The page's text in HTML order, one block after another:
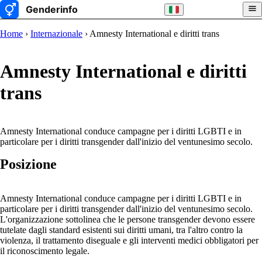
Home › Internazionale › Amnesty International e diritti trans
Amnesty International e diritti
trans
Amnesty International conduce campagne per i diritti LGBTI e in
particolare per i diritti transgender dall'inizio del ventunesimo secolo.
Posizione
Amnesty International conduce campagne per i diritti LGBTI e in
particolare per i diritti transgender dall'inizio del ventunesimo secolo.
L'organizzazione sottolinea che le persone transgender devono essere
tutelate dagli standard esistenti sui diritti umani, tra l'altro contro la
violenza, il trattamento diseguale e gli interventi medici obbligatori per
il riconoscimento legale.